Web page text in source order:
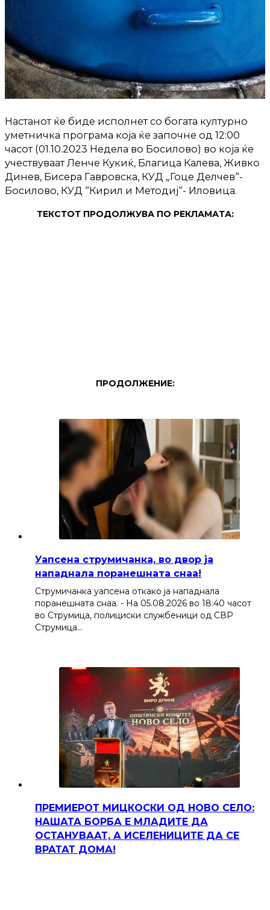
Настанот ќе биде исполнет со богата културно
уметничка програма која ќе започне од 12:00
часот (01.10.2023 Недела во Босилово) во која ќе
учествуваат Ленче Кукиќ, Благица Калева, Живко
Динев, Бисера Гавровска, КУД „Гоце Делчев“-
Босилово, КУД “Кирил и Методиј“- Иловица.
ТЕКСТОТ ПРОДОЛЖУВА ПО РЕКЛАМАТА:
ПРОДОЛЖЕНИЕ:
Уапсена струмичанка, во двор ја
нападнала поранешната снаа!
Струмичанка уапсена откако ја нападнала
поранешната снаа. - На 05.08.2026 во 18:40 часот
во Струмица, полициски службеници од СВР
Струмица…
ПРЕМИЕРОТ МИЦКОСКИ ОД НОВО СЕЛО:
НАШАТА БОРБА Е МЛАДИТЕ ДА
ОСТАНУВААТ, А ИСЕЛЕНИЦИТЕ ДА СЕ
ВРАТАТ ДОМА!